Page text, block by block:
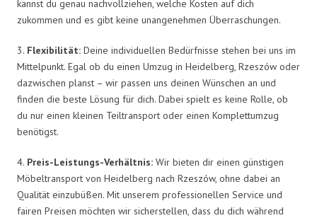
kannst du genau nachvollziehen, welche Kosten auf dich
zukommen und es gibt keine unangenehmen Überraschungen.
3. Flexibilität: Deine individuellen Bedürfnisse stehen bei uns im
Mittelpunkt. Egal ob du einen Umzug in Heidelberg, Rzeszów oder
dazwischen planst – wir passen uns deinen Wünschen an und
finden die beste Lösung für dich. Dabei spielt es keine Rolle, ob
du nur einen kleinen Teiltransport oder einen Komplettumzug
benötigst.
4. Preis-Leistungs-Verhältnis: Wir bieten dir einen günstigen
Möbeltransport von Heidelberg nach Rzeszów, ohne dabei an
Qualität einzubüßen. Mit unserem professionellen Service und
fairen Preisen möchten wir sicherstellen, dass du dich während